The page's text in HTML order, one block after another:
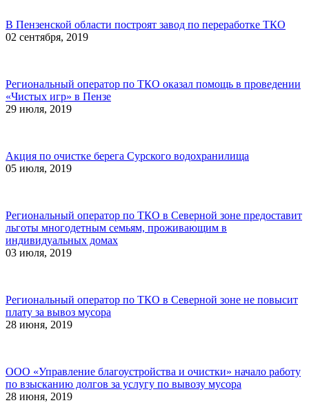
В Пензенской области построят завод по переработке ТКО
02 сентября, 2019
Региональный оператор по ТКО оказал помощь в проведении
«Чистых игр» в Пензе
29 июля, 2019
Акция по очистке берега Сурского водохранилища
05 июля, 2019
Региональный оператор по ТКО в Северной зоне предоставит
льготы многодетным семьям, проживающим в
индивидуальных домах
03 июля, 2019
Региональный оператор по ТКО в Северной зоне не повысит
плату за вывоз мусора
28 июня, 2019
ООО «Управление благоустройства и очистки» начало работу
по взысканию долгов за услугу по вывозу мусора
28 июня, 2019